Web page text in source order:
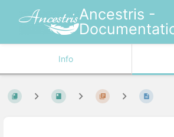
Ancestris -
Info